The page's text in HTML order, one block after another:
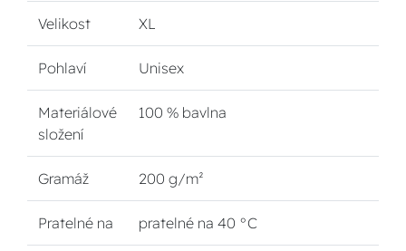
Velikost XL
Pohlaví Unisex
Materiálové
složení
100 % bavlna
Gramáž 200 g/m²
Pratelné na pratelné na 40 °C